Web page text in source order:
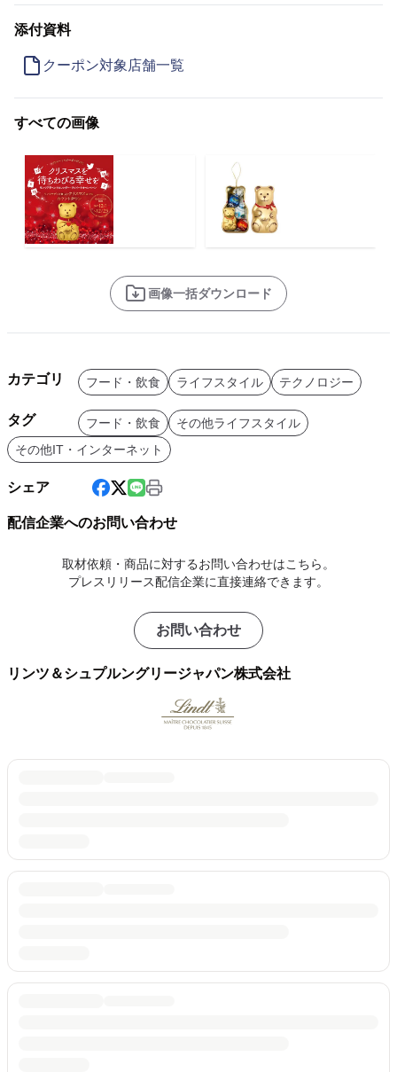
添付資料
クーポン対象店舗一覧
すべての画像
画像一括ダウンロード
カテゴリ フード・飲食 ライフスタイル テクノロジー
タグ フード・飲食
その他ライフスタイル
その他IT・インターネット
シェア
配信企業へのお問い合わせ
取材依頼・商品に対するお問い合わせはこちら。
プレスリリース配信企業に直接連絡できます。
お問い合わせ
リンツ＆シュプルングリージャパン株式会社